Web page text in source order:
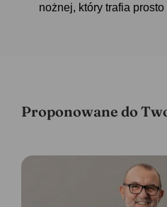
nożnej, który trafia
Proponowane do